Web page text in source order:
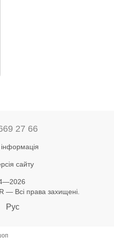
27 66
сайту
— Всі права захищені.
Рус